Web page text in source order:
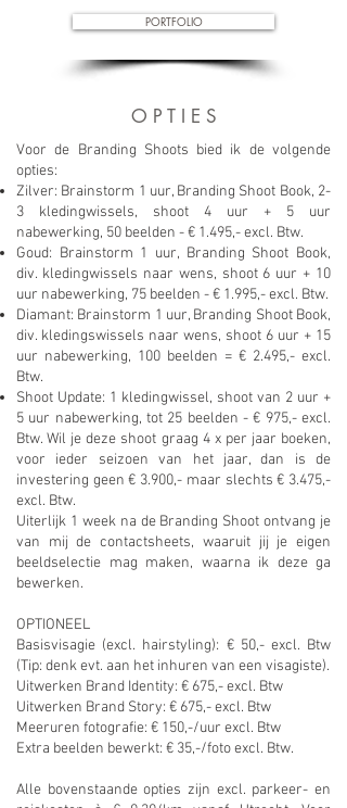
PORTFOLIO
O P T I E S
Voor de Branding Shoots bied ik de volgende
opties:
Zilver: Brainstorm 1 uur, Branding Shoot Book, 2-
3 kledingwissels, shoot 4 uur + 5 uur
nabewerking, 50 beelden - € 1.495,- excl. Btw.
Goud: Brainstorm 1 uur, Branding Shoot Book,
div. kledingwissels naar wens, shoot 6 uur + 10
uur nabewerking, 75 beelden - € 1.995,- excl. Btw.
Diamant: Brainstorm 1 uur, Branding Shoot Book,
div. kledingswissels naar wens, shoot 6 uur + 15
uur nabewerking, 100 beelden = € 2.495,- excl.
Btw.
Shoot Update: 1 kledingwissel, shoot van 2 uur +
5 uur nabewerking, tot 25 beelden - € 975,- excl.
Btw. Wil je deze shoot graag 4 x per jaar boeken,
voor ieder seizoen van het jaar, dan is de
investering geen € 3.900,- maar slechts € 3.475,-
excl. Btw.
Uiterlijk 1 week na de Branding Shoot ontvang je
van mij de contactsheets, waaruit jij je eigen
beeldselectie mag maken, waarna ik deze ga
bewerken.
OPTIONEEL
Basisvisagie (excl. hairstyling): € 50,- excl. Btw
(Tip: denk evt. aan het inhuren van een visagiste).
Uitwerken Brand Identity: € 675,- excl. Btw
Uitwerken Brand Story: € 675,- excl. Btw
Meeruren fotografie: € 150,-/uur excl. Btw
Extra beelden bewerkt: € 35,-/foto excl. Btw.
Alle bovenstaande opties zijn excl. parkeer- en